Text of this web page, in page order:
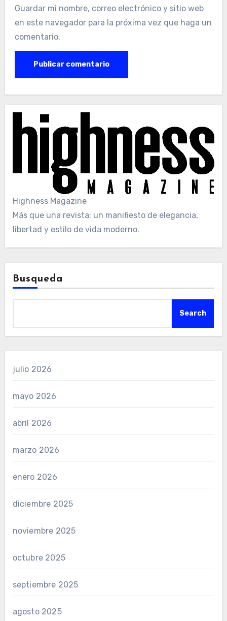
Guardar mi nombre, correo electrónico y sitio web
en este navegador para la próxima vez que haga un
comentario.
Highness Magazine
Más que una revista: un manifiesto de elegancia,
libertad y estilo de vida moderno.
Busqueda
Search
julio 2026
mayo 2026
abril 2026
marzo 2026
enero 2026
diciembre 2025
noviembre 2025
octubre 2025
septiembre 2025
agosto 2025